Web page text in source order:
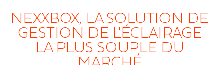
NEXXBOX, LA SOLUTION DE
GESTION DE L'ÉCLAIRAGE
LA PLUS SOUPLE DU